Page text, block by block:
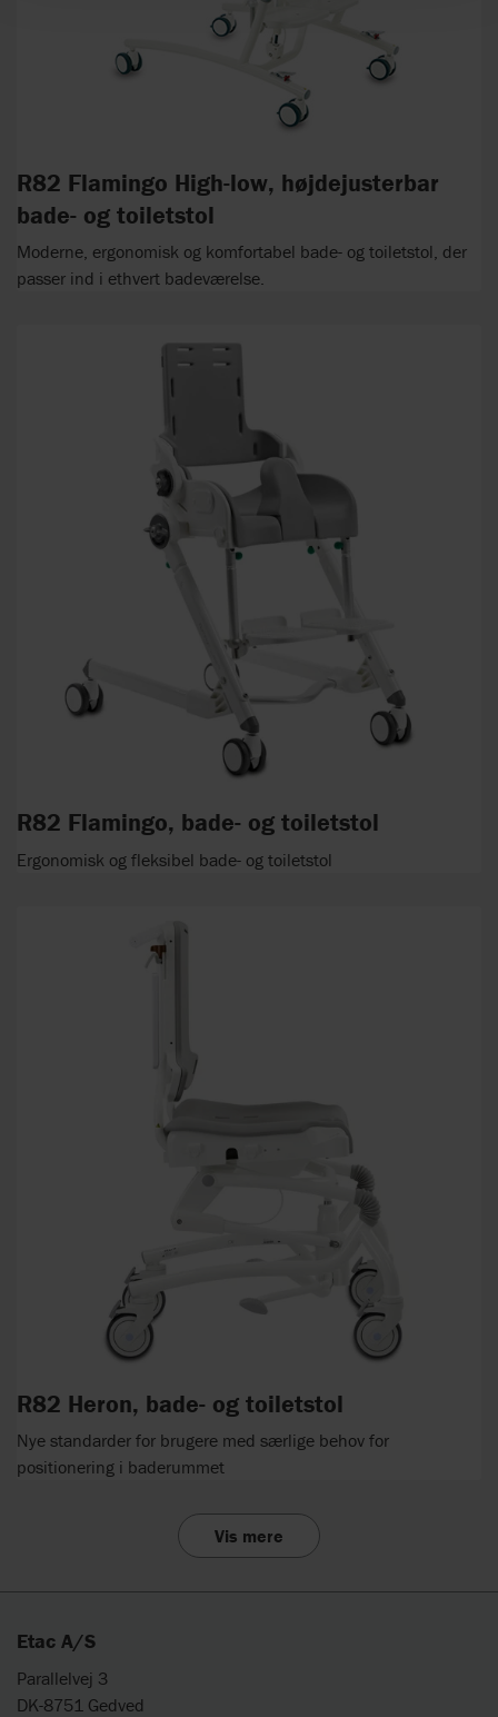
R82 Flamingo High-low, højdejusterbar
bade- og toiletstol
Moderne, ergonomisk og komfortabel bade- og toiletstol, der
passer ind i ethvert badeværelse.
R82 Flamingo, bade- og toiletstol
Ergonomisk og fleksibel bade- og toiletstol
R82 Heron, bade- og toiletstol
Nye standarder for brugere med særlige behov for
positionering i baderummet
Vis mere
Etac A/S
Parallelvej 3
DK-8751 Gedved